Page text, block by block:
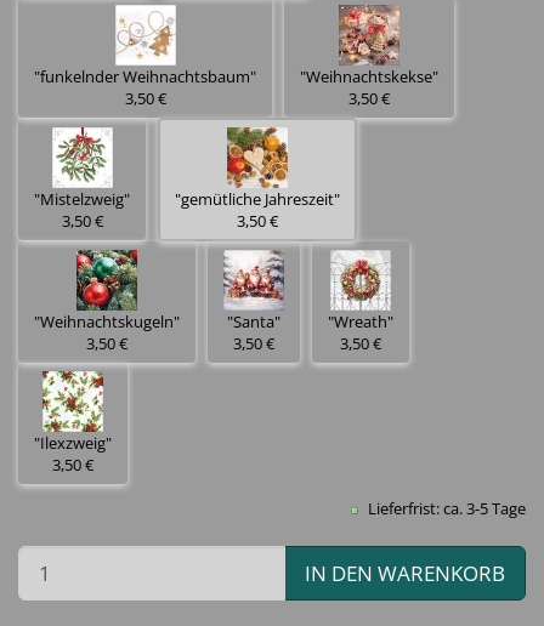
"funkelnder Weihnachtsbaum"
3,50 €
"Weihnachtskekse"
3,50 €
"Mistelzweig"
3,50 €
"gemütliche Jahreszeit"
3,50 €
"Weihnachtskugeln"
3,50 €
"Santa"
3,50 €
"Wreath"
3,50 €
"Ilexzweig"
3,50 €
Lieferfrist: ca. 3-5 Tage
IN DEN WARENKORB